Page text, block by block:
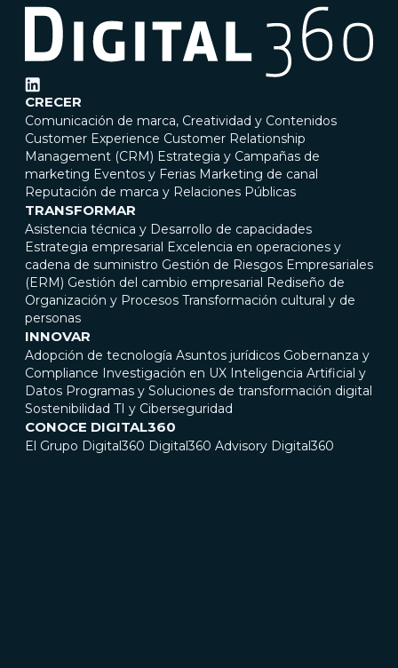
CRECER
Comunicación de marca, Creatividad y Contenidos
Customer Experience Customer Relationship
Management (CRM) Estrategia y Campañas de
marketing Eventos y Ferias Marketing de canal
Reputación de marca y Relaciones Públicas
TRANSFORMAR
Asistencia técnica y Desarrollo de capacidades
Estrategia empresarial Excelencia en operaciones y
cadena de suministro Gestión de Riesgos Empresariales
(ERM) Gestión del cambio empresarial Rediseño de
Organización y Procesos Transformación cultural y de
personas
INNOVAR
Adopción de tecnología Asuntos jurídicos Gobernanza y
Compliance Investigación en UX Inteligencia Artificial y
Datos Programas y Soluciones de transformación digital
Sostenibilidad TI y Ciberseguridad
CONOCE DIGITAL360
El Grupo Digital360 Digital360 Advisory Digital360